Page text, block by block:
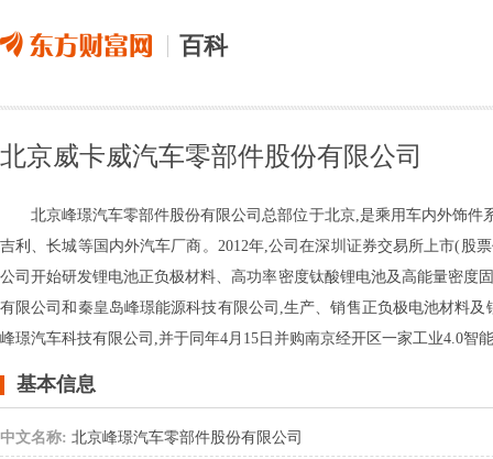
百科
北京威卡威汽车零部件股份有限公司
北京峰璟汽车零部件股份有限公司总部位于北京,是乘用车内外饰
吉利、长城等国内外汽车厂商。2012年,公司在深圳证券交易所上市(股
公司开始研发锂电池正负极材料、高功率密度钛酸锂电池及高能量密度
有限公司和秦皇岛峰璟能源科技有限公司,生产、销售正负极电池材料
峰璟汽车科技有限公司,并于同年4月15日并购南京经开区一家工业4.0智
基本信息
中文名称: 北京峰璟汽车零部件股份有限公司